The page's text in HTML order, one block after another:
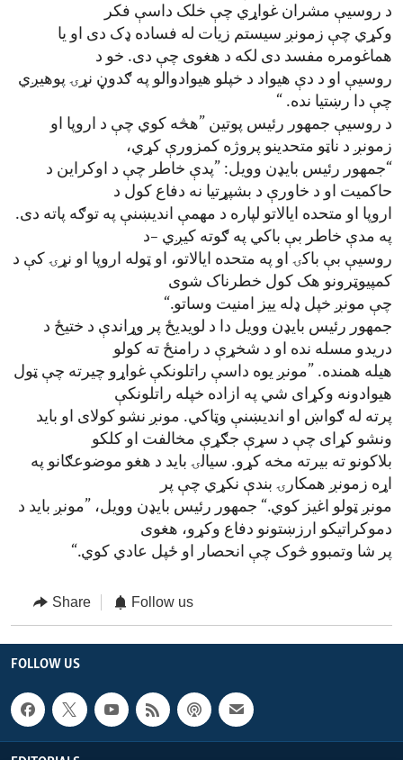
د روسیې مشران غواړي چې خلک داسې فکر
وکړي چې زمونږ سیستم زیات له فساده ډک دی او یا
هماغومره مفسد دی لکه د هغوی چې دی. خو د
روسیې او د دې هیواد د خپلو هیوادوالو په ګدوڼ نړۍ پوهیږي
چې دا رښتیا نده. “
د روسیې جمهور رئیس پوتین ”هڅه کوي چې د اروپا او
زمونږ د ناټو متحدینو پروژه کمزورې کړي،
“جمهور رئیس بایډن وویل: ”پدې خاطر چې د اوکراین د
حاکمیت او د خاورې د بشپړتیا نه دفاع کول د
اروپا او متحده ایالاتو لپاره د مهمې اندیښنې په توګه پاته دی.
په مدې خاطر بې باکي په ګوته کیږي –د
روسیې بې باکۍ او په متحده ایالاتو، او ټوله اروپا او نړۍ کې د
کمپیوټرونو هک کول خطرناک شوی
چې مونږ خپل ډله ییز امنیت وساتو.“
جمهور رئیس بایډن وویل دا د لویدیځ پر وړاندې د ختیځ د
دریدو مسله نده او د شخړې د رامنځ ته کولو
هیله همنده. ”مونږ یوه داسې راتلونکې غواړو چیرته چې ټول
هیوادونه وکړای شي په ازاده خپله راتلونکې
پرته له ګواښ او اندیښنې وټاکي. مونږ نشو کولای او باید
ونشو کړای چې د سړې جګړې مخالفت او کلکو
بلاکونو ته بیرته مخه کړو. سیالۍ باید د هغو موضوعګانو په
اړه زمونږ همکارۍ بندې نکړي چې پر
مونږ ټولو اغیز کوي.“ جمهور رئیس بایډن وویل، ”مونږ باید د
دموکراتیکو ارزښتونو دفاع وکړو، هغوی
پر شا وتمبوو څوک چې انحصار او ځپل عادي کوي.“
Share Follow us
FOLLOW US